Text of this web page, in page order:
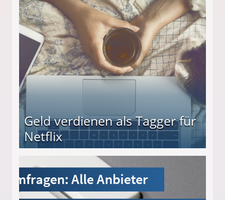
Geld verdienen als Tagger für
Netflix